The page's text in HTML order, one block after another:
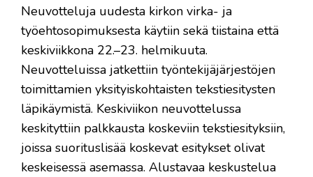
​Neuvotteluja uudesta kirkon virka- ja
työehtosopimuksesta käytiin sekä tiistaina että
keskiviikkona 22.–23. helmikuuta.
Neuvotteluissa jatkettiin työntekijäjärjestöjen
toimittamien yksityiskohtaisten tekstiesitysten
läpikäymistä. Keskiviikon neuvottelussa
keskityttiin palkkausta koskeviin tekstiesityksiin,
joissa suorituslisää koskevat esitykset olivat
keskeisessä asemassa. Alustavaa keskustelua